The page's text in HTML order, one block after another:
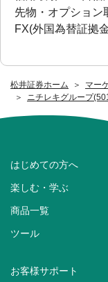
松井証券ホーム
マー
ニチレキグループ
先物・オプション
FX(外国為替証拠
はじめての方へ
楽しむ・学ぶ
商品一覧
ツール
お客様サポート